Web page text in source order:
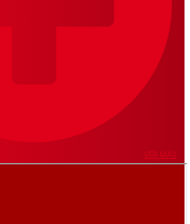
VER MÁS